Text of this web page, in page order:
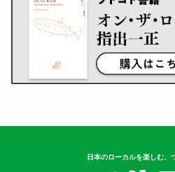
日本のローカルを楽しむ、